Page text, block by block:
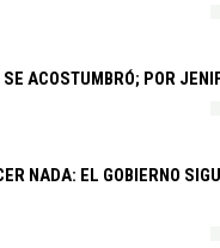
ACOSTUMBRÓ; POR
NADA: EL GOBIERNO